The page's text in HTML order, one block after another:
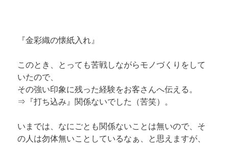
『金彩織の懐紙入れ』
このとき、とっても苦戦しながらモノづくりをして
いたので、
その強い印象に残った経験をお客さんへ伝える。
⇒『打ち込み』関係ないでした（苦笑）。
いまでは、なにごとも関係ないことは無いので、そ
の人は勿体無いことしているなぁ、と思えますが、